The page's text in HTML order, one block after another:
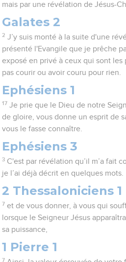
mais par une révélation de Jésus-
Galates 2
2 J’y suis monté à la suite d'une
présenté l'Evangile que je prêche
exposé en privé à ceux qui sont les
pas courir ou avoir couru pour rien.
Ephésiens 1
17 Je prie que le Dieu de notre
de gloire, vous donne un esprit de
vous le fasse connaître.
Ephésiens 3
3 C'est par révélation qu’il m’a fait
je l’ai déjà décrit en quelques mots.
2 Thessaloniciens 1
7 et de vous donner, à vous qui
lorsque le Seigneur Jésus
sa puissance,
1 Pierre 1
7